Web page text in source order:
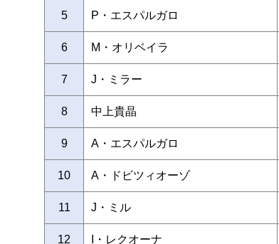
5 P・エスパルガロ
6 M・オリベイラ
7 J・ミラー
8 中上貴晶
9 A・エスパルガロ
10 A・ドビツィオーゾ
11 J・ミル
12 I・レクオーナ